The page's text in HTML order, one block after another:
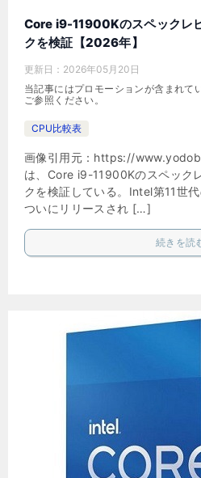
Core i9-11900Kのスペックレ
クを検証【2026年】
更新日： 2026年05月20日
当記事にはプロモーションが含まれて
ご参照ください。
CPU比較表
画像引用元：https://
は、Core i9-11900Kのスペック
クを検証している。Intel第11世
ついにリリースされ […]
続きを読